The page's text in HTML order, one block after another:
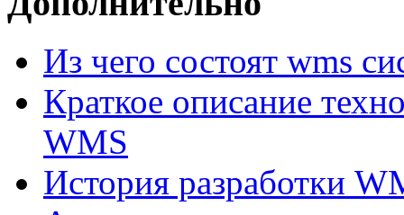
Из чего состоят wms
Краткое описание
WMS
История разработки